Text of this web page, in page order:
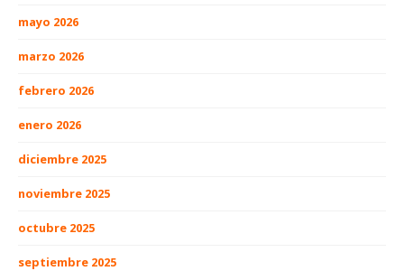
mayo 2026
marzo 2026
febrero 2026
enero 2026
diciembre 2025
noviembre 2025
octubre 2025
septiembre 2025